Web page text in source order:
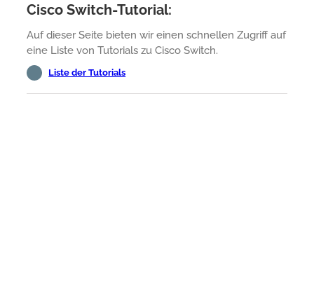
Cisco Switch-Tutorial:
Auf dieser Seite bieten wir einen schnellen Zugriff auf
eine Liste von Tutorials zu Cisco Switch.
Liste der Tutorials